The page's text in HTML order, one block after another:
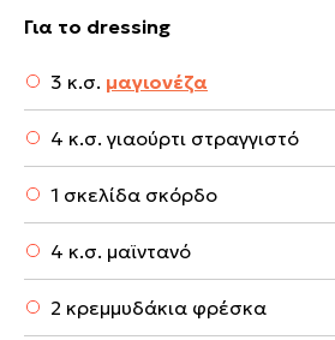
Για το dressing
3 κ.σ. μαγιονέζα
4 κ.σ. γιαούρτι στραγγιστό
1 σκελίδα σκόρδο
4 κ.σ. μαϊντανό
2 κρεμμυδάκια φρέσκα